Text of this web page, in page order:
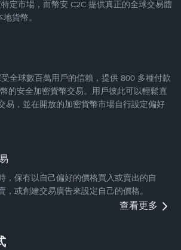
定市場，而幣安 C2C 提供真正的全球交易體
貨幣。
全球數百萬用戶的信賴，提供 800 多種付款
的安全加密貨幣交易。用戶彼此可以輕鬆直
易，並在開放的加密貨幣市場自行設定偏好
，保有以自己偏好的價格買入或賣出的自
，或創建交易廣告來設定自己的價格。
查看更多